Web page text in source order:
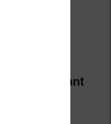
qui
son
maintenant
audio